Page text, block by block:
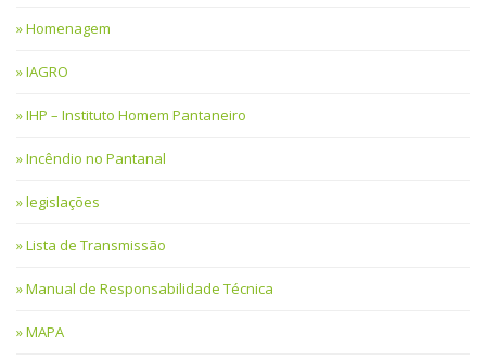
Homenagem
IAGRO
IHP – Instituto Homem Pantaneiro
Incêndio no Pantanal
legislações
Lista de Transmissão
Manual de Responsabilidade Técnica
MAPA